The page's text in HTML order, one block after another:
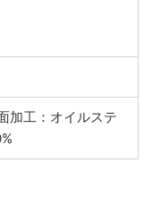
加工：オイルステ